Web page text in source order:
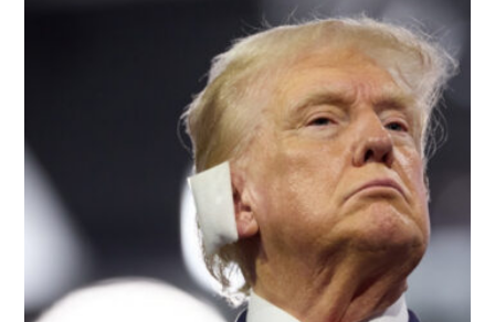
diretor da agência havia mencionado que não estava
claro se o ferimento foi causado por uma bala de fuzil ou
por estilhaços. No entanto, a investigação revelou que o